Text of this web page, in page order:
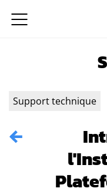
Support technique